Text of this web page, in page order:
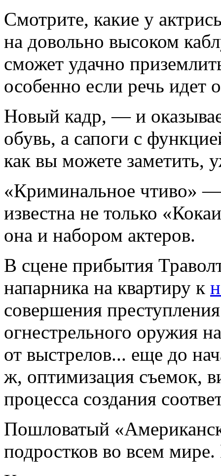
Смотрите, какие у
на довольно высоком
сможет удачно
особенно если речь идет
Новый кадр, — и
обувь, а сапоги с
как вы можете заметить,
«Криминальное чтиво»
известна не только
она и набором актеров.
В сцене прибытия
напарника на квартиру к
совершения
огнестрельного оружия
от выстрелов... еще до
ж, оптимизация съемок,
процесса создания
Пошловатый
подростков во всем